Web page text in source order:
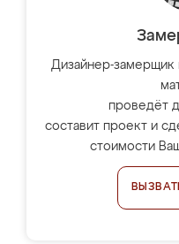
Дизайнер-замерщик
проведёт
составит проект и
стоимости